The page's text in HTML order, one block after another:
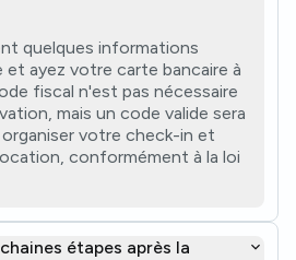
quelques informations
et ayez votre carte bancaire à
fiscal n'est pas nécessaire
mais un code valide sera
votre check-in et
conformément à la loi
étapes après la